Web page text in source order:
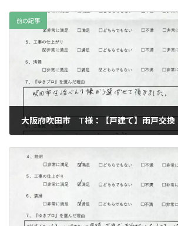
前の記事
大阪府吹田市 T様：【戸建て】雨戸交換